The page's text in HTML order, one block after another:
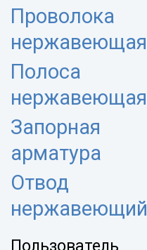
Проволока
нержавеющая
Полоса
нержавеющая
Запорная
арматура
Отвод
нержавеющий
Пользователь